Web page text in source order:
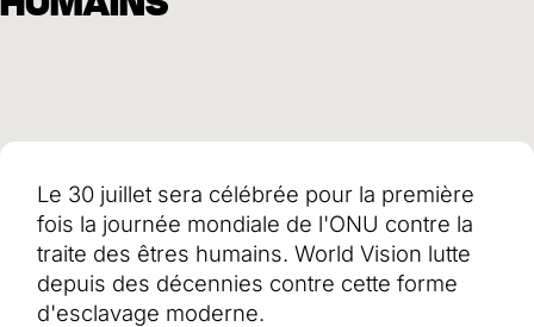
Testament et legs
Philanthropie
Coopération entre entreprises
Séisme au Venezuela
Aide à l'Ukraine
Aide au Soudan
Aide à l'Afghanistan
Rapport annuel et finances
Afrique
Amérique latine
Moyen-Orient et Europe
Le 30 juillet sera célébrée pour la première
fois la journée mondiale de l'ONU contre la
traite des êtres humains. World Vision lutte
depuis des décennies contre cette forme
d'esclavage moderne.